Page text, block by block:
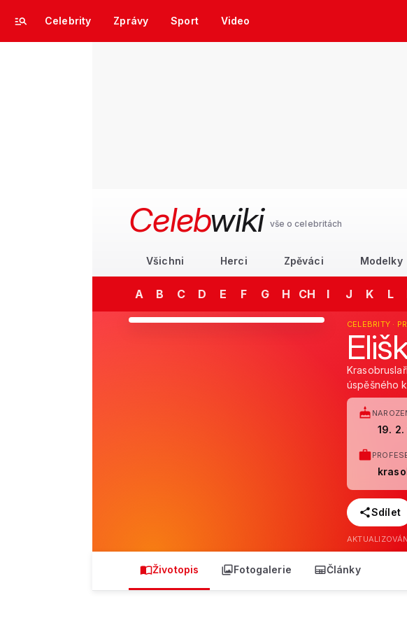
Celebrity Zprávy Sport Video
Celebwiki vše o celebritách
Všichni Herci Zpěváci Modelky
A B C D E F G H CH I J K L
CELEBRITY ·
úspěšného
19. 2.
Sdílet
Životopis Fotogalerie Články